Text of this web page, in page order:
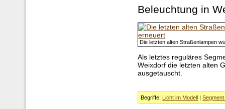
Beleuchtung in
Die letzten alten Straßenlampen
Als letztes reguläres
Weixdorf die letzten alten
ausgetauscht.
Begriffe: Licht im Modell |